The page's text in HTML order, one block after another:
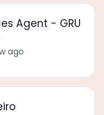
Agent - GRU
ago